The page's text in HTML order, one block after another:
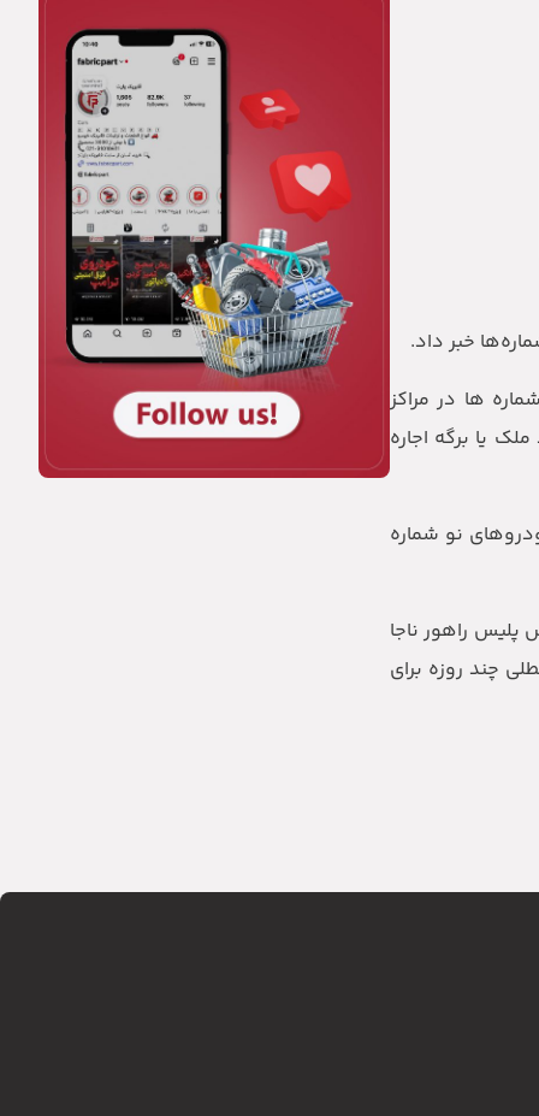
خبر داد.
برای نوشماره ها در مراکز
یا برگه اجاره
نو شماره
پلیس راهور ناجا
و متقاضیان با معطلی چند روزه برای